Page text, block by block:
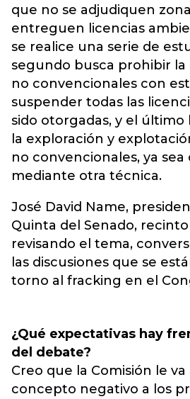
que no se adjudiquen
entreguen licencias
se realice una serie de
segundo busca prohibir
no convencionales con
suspender todas las
sido otorgadas, y el
la exploración y
no convencionales, ya
mediante otra técnica.
José David Name,
Quinta del Senado,
revisando el tema,
las discusiones que se
torno al fracking en el
¿Qué expectativas hay
del debate?
Creo que la Comisión le va
concepto negativo a los